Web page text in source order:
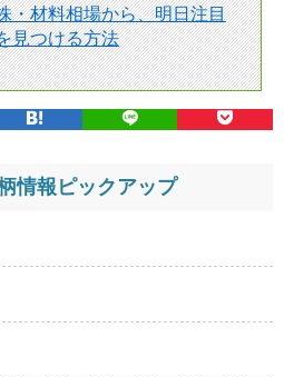
・材料相場から、明日注目
見つける方法
情報ピックアップ